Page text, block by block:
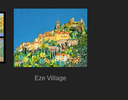
Eze Village